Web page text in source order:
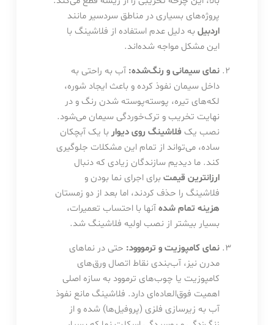
پروژه‌های بسیاری در مناطق سردسیر مانند
اردبیل به دلیل عدم استفاده از فلاشینگ با
این مشکل مواجه شده‌اند.
نمای سیمانی و رنگ‌شده: آب به راحتی به
داخل سیمان نفوذ کرده و باعث ایجاد شوره،
لکه‌های تیره، پوسته‌پوسته شدن رنگ و در
نهایت تخریب و ترک‌خوردگی سیمان می‌شود.
نصب یک فلاشینگ روی دیوار با یک آبچکان
ساده، می‌تواند از تمام این مشکلات جلوگیری
کند. ما دیدیم سازندگان زیادی که دنبال
ارزانترین قیمت برای اجرای نما بودن و
فلاشینگ را حذف کردند، اما بعد از دو زمستان
هزینه تمام شدهآنها با احتساب تعمیرات،
بسیار بیشتر از نصب اولیه فلاشینگ شد.
نمای کامپوزیت و ترمووود: حتی در نماهای
مدرن نیز، آب‌بندی نقاط اتصال ورق‌های
کامپوزیت یا چوب‌های ترموود به سازه اصلی
اهمیت فوق‌العاده‌ای دارد. فلاشینگ مانع نفوذ
آب به زیرسازی فلزی (پروفیل‌ها) شده و از